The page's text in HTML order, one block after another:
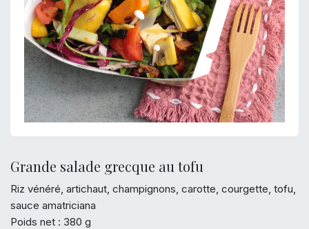
Grande salade grecque au tofu
Riz vénéré, artichaut, champignons, carotte, courgette, tofu,
sauce amatriciana
Poids net : 380 g